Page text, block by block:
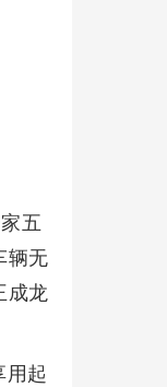
五
辆无
成龙
起